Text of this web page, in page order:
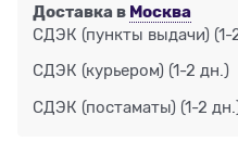
Доставка в Москва
СДЭК (пункты выдачи) (1-
СДЭК (курьером) (1-2 дн.)
СДЭК (постаматы) (1-2